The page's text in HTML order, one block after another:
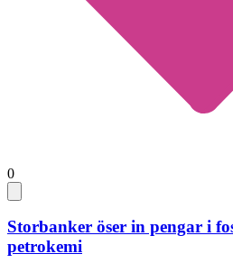
0
Storbanker öser in pengar i
petrokemi